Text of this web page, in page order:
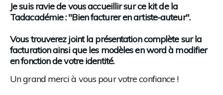
Je suis ravie de vous accueillir sur ce kit de la
Tadacadémie : "Bien facturer en artiste-auteur".
Vous trouverez joint la présentation complète sur la
facturation ainsi que les modèles en word à modifier
en fonction de votre identité.
Un grand merci à vous pour votre confiance !